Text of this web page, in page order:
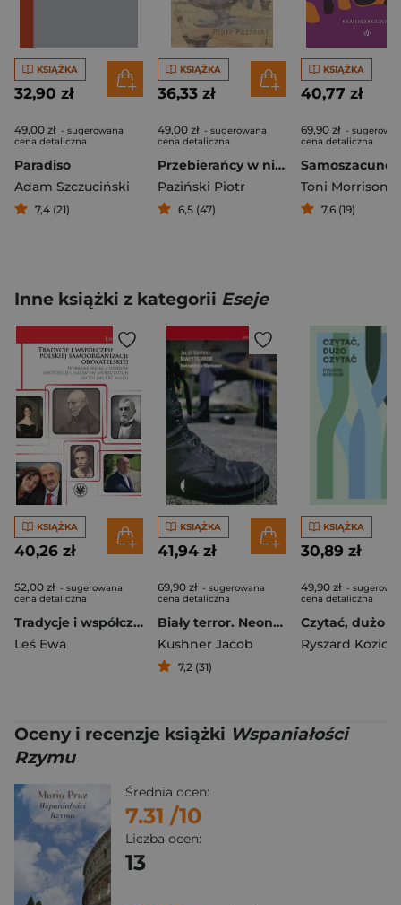
KSIĄŻKA
32,90 zł
49,00 zł - sugerowana
cena detaliczna
Paradiso
Adam Szczuciński
7,4 (21)
KSIĄŻKA
36,33 zł
49,00 zł - sugerowana
cena detaliczna
Przebierańcy w nicości Rzecz o malarstwie Witolda Wojtkiewicza
Paziński Piotr
6,5 (47)
KSIĄŻKA
40,77 zł
69,90 zł -
cena detaliczna
Toni Morrison
7,6 (19)
Inne książki z kategorii Eseje
KSIĄŻKA
40,26 zł
52,00 zł - sugerowana
cena detaliczna
Tradycje i współczesność polskiej samoorganizacji obywatelskiej. Wybrane wątki z dziejów instytucji
Leś Ewa
KSIĄŻKA
41,94 zł
69,90 zł - sugerowana
cena detaliczna
Biały terror. Neonaziści w Niemczech
Kushner Jacob
7,2 (31)
KSIĄŻKA
30,89 zł
49,90 zł -
cena detaliczna
Ryszard
Oceny i recenzje książki Wspaniałości
Rzymu
Średnia ocen:
7.31 /10
Liczba ocen:
13